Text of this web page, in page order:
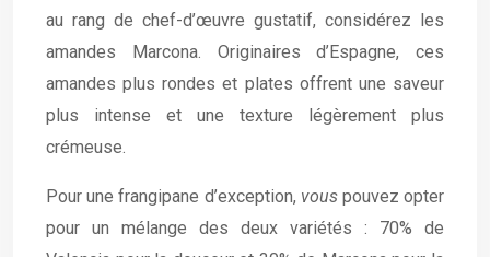
au rang de chef-d’œuvre gustatif, considérez les
amandes Marcona. Originaires d’Espagne, ces
amandes plus rondes et plates offrent une saveur
plus intense et une texture légèrement plus
crémeuse.
Pour une frangipane d’exception, vous pouvez opter
pour un mélange des deux variétés : 70% de